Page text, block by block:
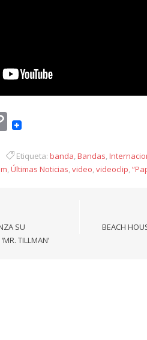
Copy
Etiqueta: banda,Bandas,
,Últimas Noticias,video,videoclip,
SU
TILLMAN’
BEACH